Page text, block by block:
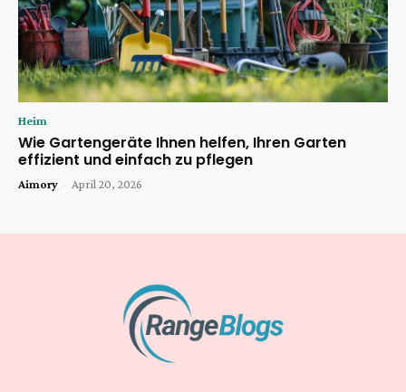
Heim
Wie Gartengeräte Ihnen helfen, Ihren Garten
effizient und einfach zu pflegen
Aimory - April 20, 2026